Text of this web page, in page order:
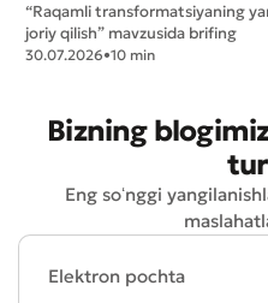
Yomon
* Barcha maydonlar
“Raqamli transformatsiyaning
joriy qilish” mavzusida brifing
30.07.2026•10 min
Bizning
Eng soʻnggi